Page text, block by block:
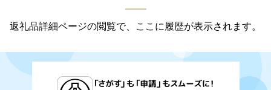
返礼品詳細ページの閲覧で、ここに履歴が表示されます。